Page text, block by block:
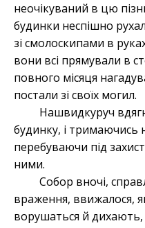
неочікуваний в цю
будинки неспішно
зі смолоскипами в
вони всі прямували в
повного місяця
постали зі своїх могил.
Нашвидкуруч
будинку, і тримаючись
перебуваючи під
ними.
Собор вночі,
враження, ввижалося,
ворушаться й